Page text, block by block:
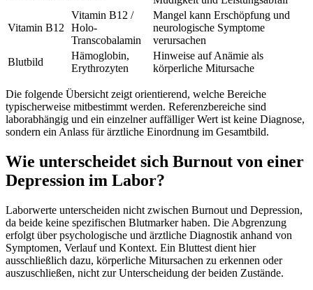
Vitamin B12
Vitamin B12 /
Holo-
Transcobalamin
Mangel kann Erschöpfung und
neurologische Symptome
verursachen
Blutbild
Hämoglobin,
Erythrozyten
Hinweise auf Anämie als
körperliche Mitursache
Die folgende Übersicht zeigt orientierend, welche Bereiche
typischerweise mitbestimmt werden. Referenzbereiche sind
laborabhängig und ein einzelner auffälliger Wert ist keine Diagnose,
sondern ein Anlass für ärztliche Einordnung im Gesamtbild.
Wie unterscheidet sich Burnout von einer
Depression im Labor?
Laborwerte unterscheiden nicht zwischen Burnout und Depression,
da beide keine spezifischen Blutmarker haben. Die Abgrenzung
erfolgt über psychologische und ärztliche Diagnostik anhand von
Symptomen, Verlauf und Kontext. Ein Bluttest dient hier
ausschließlich dazu, körperliche Mitursachen zu erkennen oder
auszuschließen, nicht zur Unterscheidung der beiden Zustände.